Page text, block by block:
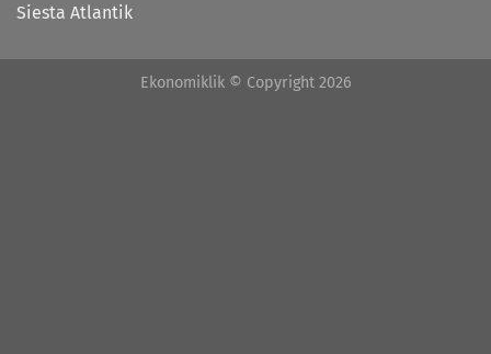
Siesta Atlantik
Ekonomiklik © Copyright 2026